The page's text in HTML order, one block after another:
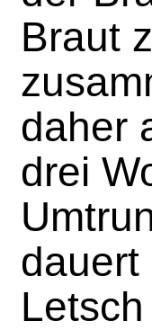
Braut
daher
drei
dauert